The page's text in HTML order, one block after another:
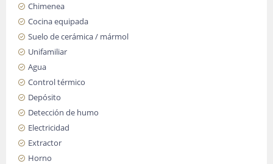
Chimenea
Cocina equipada
Suelo de cerámica / mármol
Unifamiliar
Agua
Control térmico
Depósito
Detección de humo
Electricidad
Extractor
Horno